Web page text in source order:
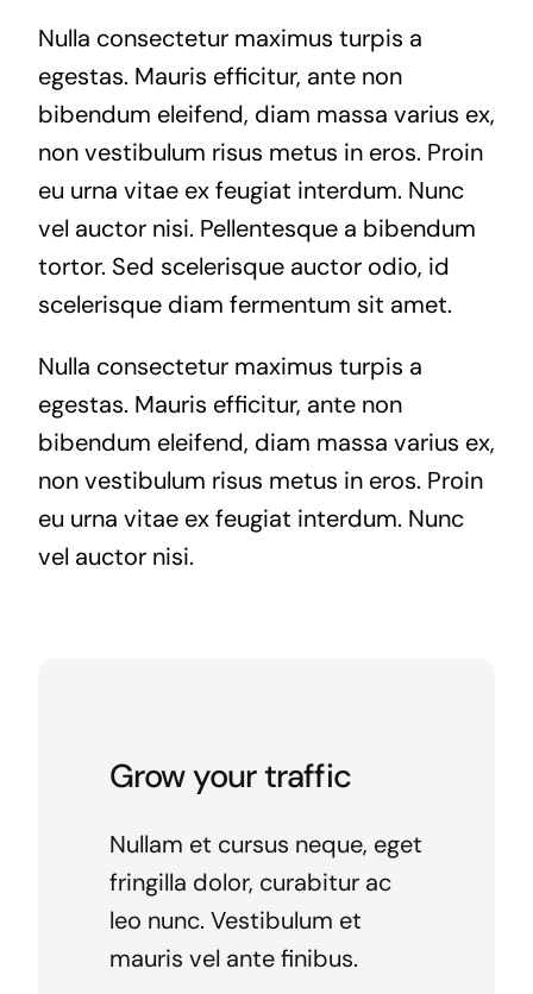
Nulla consectetur maximus turpis a
egestas. Mauris efficitur, ante non
bibendum eleifend, diam massa varius ex,
non vestibulum risus metus in eros. Proin
eu urna vitae ex feugiat interdum. Nunc
vel auctor nisi. Pellentesque a bibendum
tortor. Sed scelerisque auctor odio, id
scelerisque diam fermentum sit amet.
Nulla consectetur maximus turpis a
egestas. Mauris efficitur, ante non
bibendum eleifend, diam massa varius ex,
non vestibulum risus metus in eros. Proin
eu urna vitae ex feugiat interdum. Nunc
vel auctor nisi.
Grow your traffic
Nullam et cursus neque, eget
fringilla dolor, curabitur ac
leo nunc. Vestibulum et
mauris vel ante finibus.